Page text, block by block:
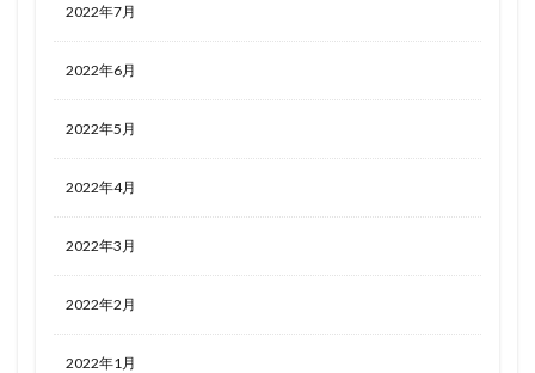
2022年7月
2022年6月
2022年5月
2022年4月
2022年3月
2022年2月
2022年1月